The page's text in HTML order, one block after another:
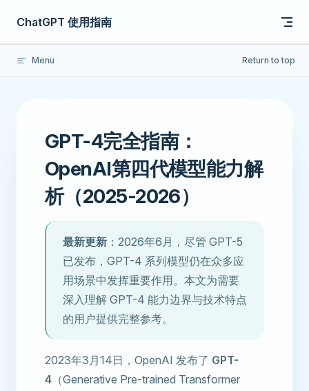
Skip to content
ChatGPT 使用指南
Menu Return to top
GPT-4完全指南：
OpenAI第四代模型能力解
析（2025-2026）
最新更新 ：2026年6月，尽管 GPT-5
已发布，GPT-4 系列模型仍在众多应
用场景中发挥重要作用。本文为需要
深入理解 GPT-4 能力边界与技术特点
的用户提供完整参考。
2023年3月14日，OpenAI 发布了 GPT-
4 （Generative Pre-trained Transformer